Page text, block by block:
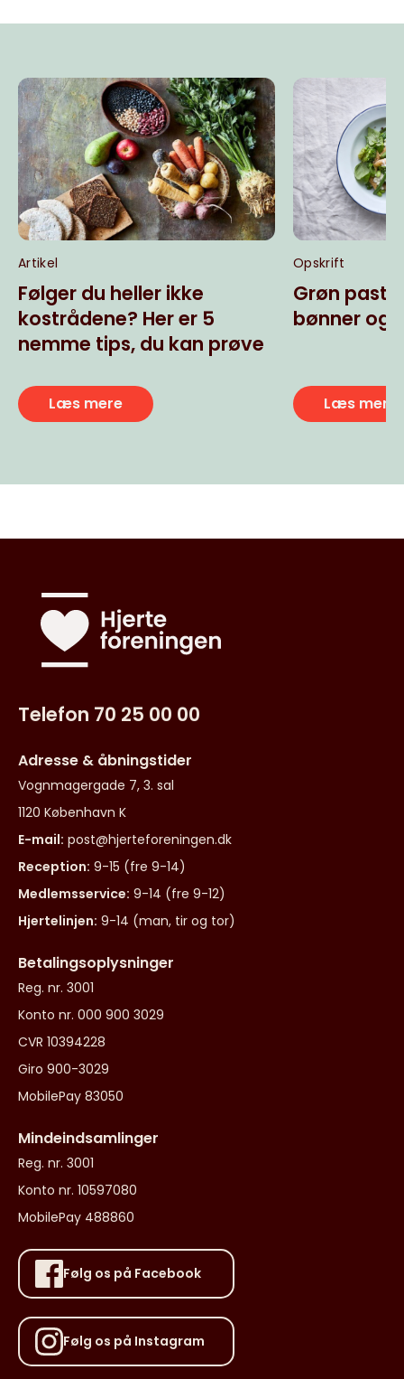
Artikel
Følger du heller ikke
kostrådene? Her er 5
nemme tips, du kan prøve
Læs mere
Opskrift
Grøn
bønner og
Læs mere
Telefon 70 25 00 00
Adresse & åbningstider
Vognmagergade 7, 3. sal
1120 København K
E-mail: post@hjerteforeningen.dk
Reception: 9-15 (fre 9-14)
Medlemsservice: 9-14 (fre 9-12)
Hjertelinjen: 9-14 (man, tir og tor)
Betalingsoplysninger
Reg. nr. 3001
Konto nr. 000 900 3029
CVR 10394228
Giro 900-3029
MobilePay 83050
Mindeindsamlinger
Reg. nr. 3001
Konto nr. 10597080
MobilePay 488860
Følg os på Facebook
Følg os på Instagram